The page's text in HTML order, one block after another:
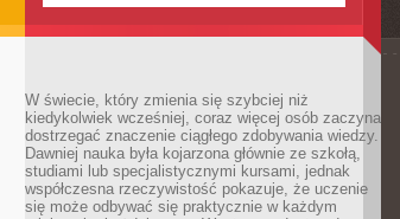
W świecie, który zmienia się szybciej niż
kiedykolwiek wcześniej, coraz więcej osób zaczyna
dostrzegać znaczenie ciągłego zdobywania wiedzy.
Dawniej nauka była kojarzona głównie ze szkołą,
studiami lub specjalistycznymi kursami, jednak
współczesna rzeczywistość pokazuje, że uczenie
się może odbywać się praktycznie w każdym